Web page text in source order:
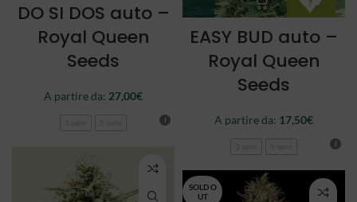
DO SI DOS auto –
Royal Queen
Seeds
A partire da: 27,00€
EASY BUD auto –
Royal Queen
Seeds
A partire da: 17,50€
SOLD O
UT